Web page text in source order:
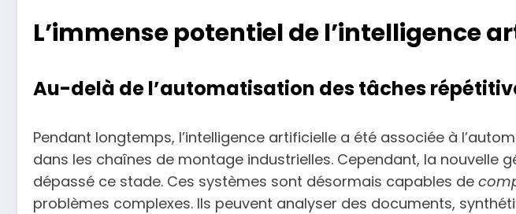
L’immense potentiel de l’intelligence
Au-delà de l’automatisation des tâches
Pendant longtemps, l’intelligence artificielle a été associée à
dans les chaînes de montage industrielles. Cependant, la nouvelle
dépassé ce stade. Ces systèmes sont désormais capables de
problèmes complexes. Ils peuvent analyser des documents,